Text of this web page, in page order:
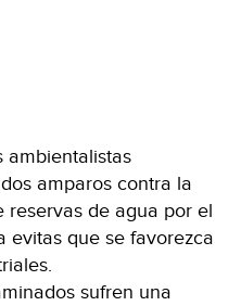
ambientalistas
amparos contra la
reservas de agua por el
evitas que se favorezca
sufren una